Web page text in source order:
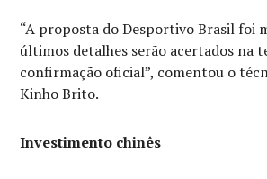
“A proposta do Desportivo Brasil foi
últimos detalhes serão acertados na
confirmação oficial”, comentou o
Kinho Brito.
Investimento chinês